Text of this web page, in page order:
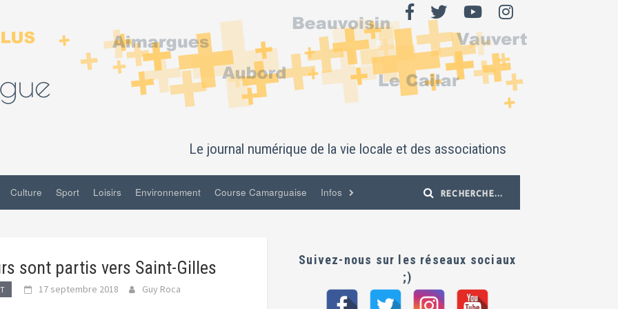
Le journal numérique de la vie locale et des associations
Culture Sport Loisirs Environnement Course Camarguaise Infos
sont partis vers Saint-Gilles
17 septembre 2018 Guy Roca
Suivez-nous sur les réseaux sociaux
;)